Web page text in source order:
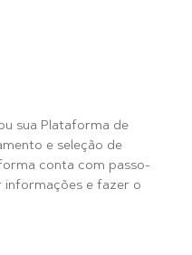
sua Plataforma de
e seleção de
conta com passo-
informações e fazer o